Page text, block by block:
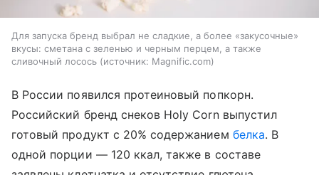
Для запуска бренд выбрал не сладкие, а более «закусочные»
вкусы: сметана с зеленью и черным перцем, а также
сливочный лосось
источник: Magnific.com
В России появился протеиновый попкорн.
Российский бренд снеков Holy Corn выпустил
готовый продукт с 20% содержанием белка. В
одной порции — 120 ккал, также в составе